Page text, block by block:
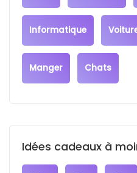
Informatique
Manger Chats
Idées cadeaux à